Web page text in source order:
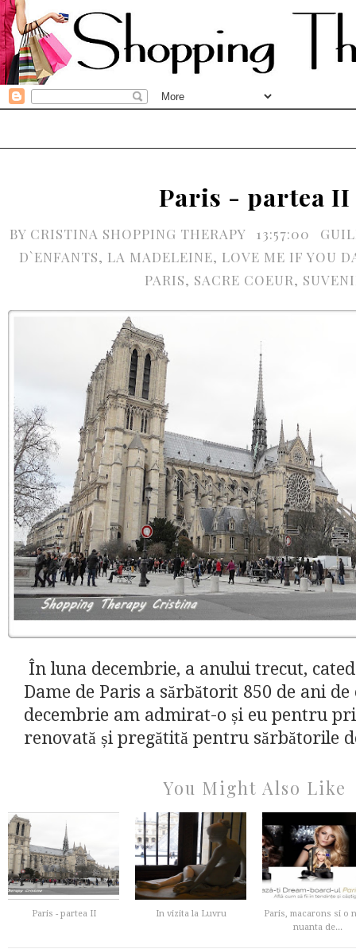
Paris - partea II
BY CRISTINA SHOPPING THERAPY 13:57:00
D`ENFANTS, LA MADELEINE, LOVE ME IF YOU
PARIS, SACRE COEUR,
În luna decembrie, a anului trecut,
Dame de Paris a sărbătorit 850 de ani
decembrie am admirat-o și eu pentru
renovată și pregătită pentru sărbătorile
You Might Also Like
Paris - partea II In vizita la Luvru
Paris, macarons si o
nuanta de...